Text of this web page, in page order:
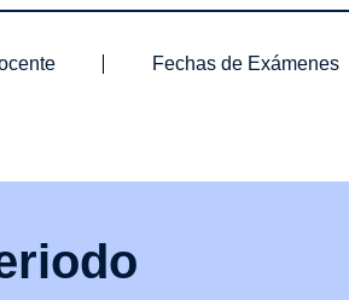
Fechas de Exámenes